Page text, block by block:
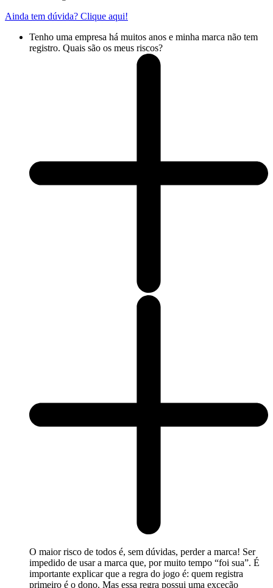
Ainda tem dúvida? Clique aqui!
Tenho uma empresa há muitos anos e minha marca não tem
registro. Quais são os meus riscos?
O maior risco de todos é, sem dúvidas, perder a marca! Ser
impedido de usar a marca que, por muito tempo “foi sua”. É
importante explicar que a regra do jogo é: quem registra
primeiro é o dono. Mas essa regra possui uma exceção